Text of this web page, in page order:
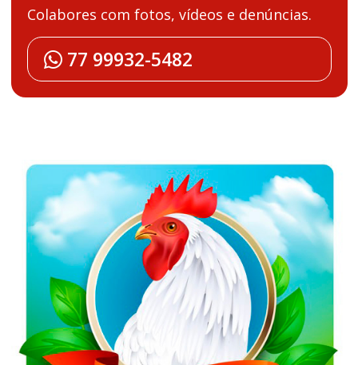
Colabores com fotos, vídeos e denúncias.
77 99932-5482